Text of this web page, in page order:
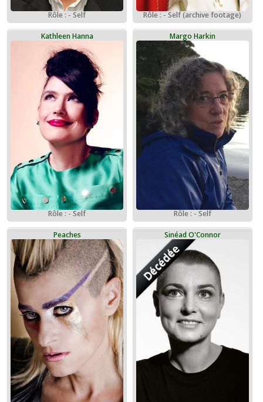
Rôle : - Self Rôle : - Self (archive footage)
Kathleen Hanna
Rôle : - Self
Margo Harkin
Rôle : - Self
Peaches Sinéad O'Connor
Décédée